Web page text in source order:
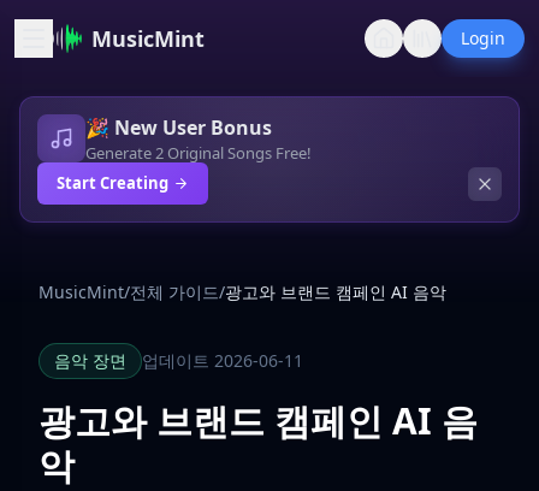
MusicMint Login
🎉 New User Bonus
Generate 2 Original Songs Free!
Start Creating
MusicMint/전체 가이드/광고와 브랜드 캠페인 AI 음악
음악 장면 업데이트 2026-06-11
광고와 브랜드 캠페인 AI 음
악